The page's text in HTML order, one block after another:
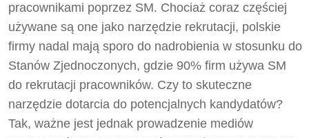
pracownikami poprzez SM. Chociaż coraz częściej
używane są one jako narzędzie rekrutacji, polskie
firmy nadal mają sporo do nadrobienia w stosunku do
Stanów Zjednoczonych, gdzie 90% firm używa SM
do rekrutacji pracowników. Czy to skuteczne
narzędzie dotarcia do potencjalnych kandydatów?
Tak, ważne jest jednak prowadzenie mediów